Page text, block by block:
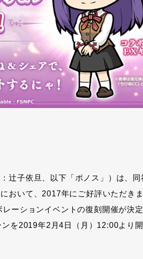
辻子依旦、以下「ポノス」）は、同
おいて、2017年にご好評いただき
ーションイベントの復刻開催が決
を2019年2月4日（月）12:00より